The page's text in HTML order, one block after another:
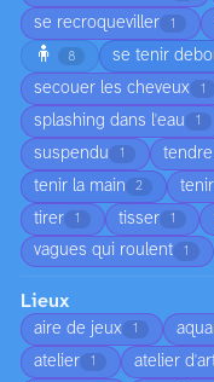
se recroqueviller
1
🧍 8 se tenir
secouer les cheveux 1
splashing dans l'eau 1
suspendu 1
tenir la main 2
tirer 1 tisser 1
vagues qui roulent 1
Lieux
aire de jeux 1
atelier 1 atelier